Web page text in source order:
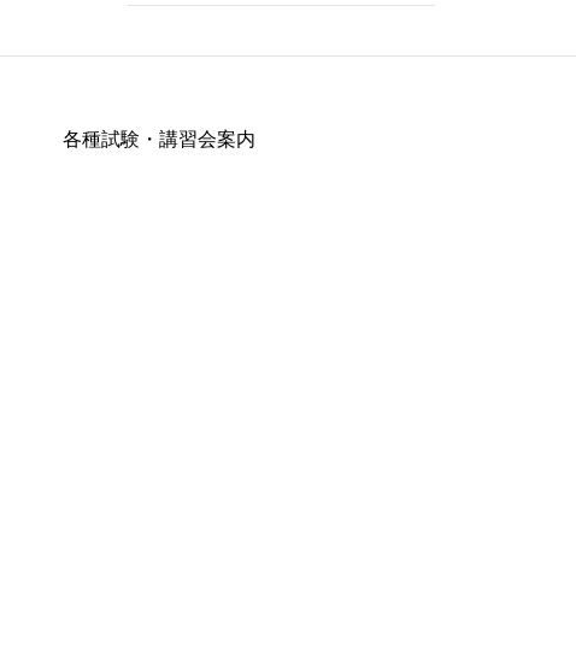
各種試験・講習会案内